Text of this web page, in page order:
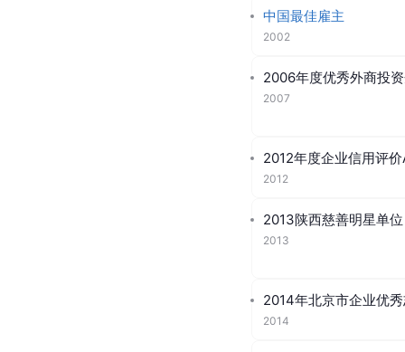
中国最佳雇主
2002
2006年度优秀外商投
2007
2012年度企业信用评
2012
2013陕西慈善明星单位
2013
2014年北京市企业优
2014